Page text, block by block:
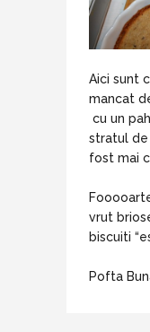
Aici sunt
mancat
cu un
stratul de
fost mai
vrut
biscuiti
Pofta